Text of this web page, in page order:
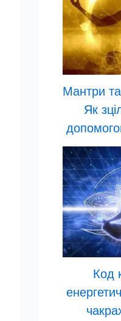
Мантри та
Як
Код